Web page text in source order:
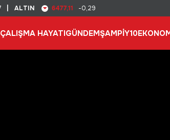
ALTIN 6477,11 -0,29
ÇALIŞMA HAYATIGÜNDEMŞAMPİY10